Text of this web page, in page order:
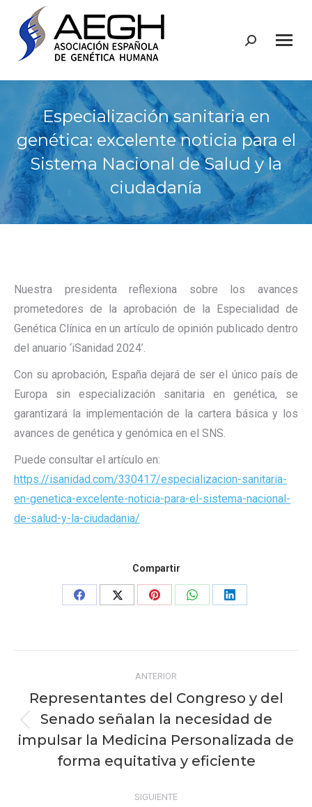
Buscar:
Especialización sanitaria en
genética: excelente noticia para el
Sistema Nacional de Salud y la
ciudadanía
Nuestra presidenta reflexiona sobre los avances
prometedores de la aprobación de la Especialidad de
Genética Clínica en un artículo de opinión publicado dentro
del anuario ‘iSanidad 2024’.
Con su aprobación, España dejará de ser el único país de
Europa sin especialización sanitaria en genética, se
garantizará la implementación de la cartera básica y los
avances de genética y genómica en el SNS.
Puede consultar el artículo en:
https://isanidad.com/330417/especializacion-sanitaria-
en-genetica-excelente-noticia-para-el-sistema-nacional-
de-salud-y-la-ciudadania/
Compartir
Share
Share
Share
Share
Share
entre
publicaciones
ANTERIOR
Publicación
anterior:
Representantes del Congreso y del
Senado señalan la necesidad de
impulsar la Medicina Personalizada de
forma equitativa y eficiente
SIGUIENTE